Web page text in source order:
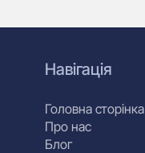
Навігація
Головна сторінка
Про нас
Блог